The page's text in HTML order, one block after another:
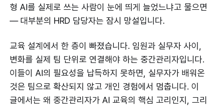
형 AI를 실제로 쓰는 사람이 눈에 띄게 늘었느냐고 물으면
— 대부분의 HRD 담당자는 잠시 망설입니다.
교육 설계에서 한 층이 빠졌습니다. 임원과 실무자 사이,
변화를 실제 팀 단위로 연결해야 하는 중간관리자입니다.
이들이 AI의 필요성을 납득하지 못하면, 실무자가 배워온
것은 팀으로 확산되지 않고 개인 경험에서 멈춥니다. 이
글에서는 왜 중간관리자가 AI 교육의 핵심 고리인지, 그리